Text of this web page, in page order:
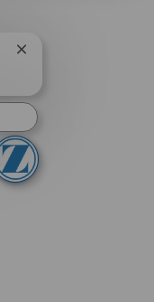
ปิดการแจ้งเตือนแชทบอ